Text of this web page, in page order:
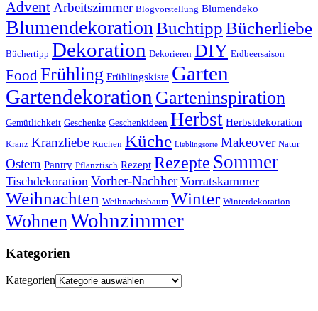
Advent Arbeitszimmer Blogvorstellung Blumendeko
Blumendekoration BuchtippBücherliebe
Büchertipp Dekoration Dekorieren DIY Erdbeersaison
FoodFrühling Frühlingskiste Garten
Gartendekoration Garteninspiration
Gemütlichkeit Geschenke Geschenkideen Herbst Herbstdekoration
Kranz Kranzliebe Kuchen Küche Lieblingsorte Makeover Natur
Ostern Pantry Pflanztisch Rezept Rezepte Sommer
Tischdekoration Vorher-Nachher Vorratskammer
Weihnachten Weihnachtsbaum Winter Winterdekoration
WohnenWohnzimmer
Kategorien
Kategorien